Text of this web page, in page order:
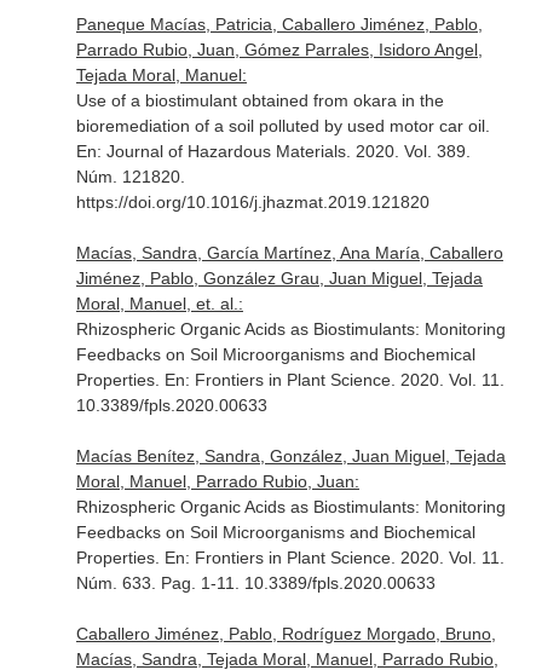
Paneque Macías, Patricia, Caballero Jiménez, Pablo,
Parrado Rubio, Juan, Gómez Parrales, Isidoro Angel,
Tejada Moral, Manuel:
Use of a biostimulant obtained from okara in the
bioremediation of a soil polluted by used motor car oil.
En: Journal of Hazardous Materials. 2020. Vol. 389.
Núm. 121820.
https://doi.org/10.1016/j.jhazmat.2019.121820
Macías, Sandra, García Martínez, Ana María, Caballero
Jiménez, Pablo, González Grau, Juan Miguel, Tejada
Moral, Manuel, et. al.:
Rhizospheric Organic Acids as Biostimulants: Monitoring
Feedbacks on Soil Microorganisms and Biochemical
Properties. En: Frontiers in Plant Science. 2020. Vol. 11.
10.3389/fpls.2020.00633
Macías Benítez, Sandra, González, Juan Miguel, Tejada
Moral, Manuel, Parrado Rubio, Juan:
Rhizospheric Organic Acids as Biostimulants: Monitoring
Feedbacks on Soil Microorganisms and Biochemical
Properties. En: Frontiers in Plant Science. 2020. Vol. 11.
Núm. 633. Pag. 1-11. 10.3389/fpls.2020.00633
Caballero Jiménez, Pablo, Rodríguez Morgado, Bruno,
Macías, Sandra, Tejada Moral, Manuel, Parrado Rubio,